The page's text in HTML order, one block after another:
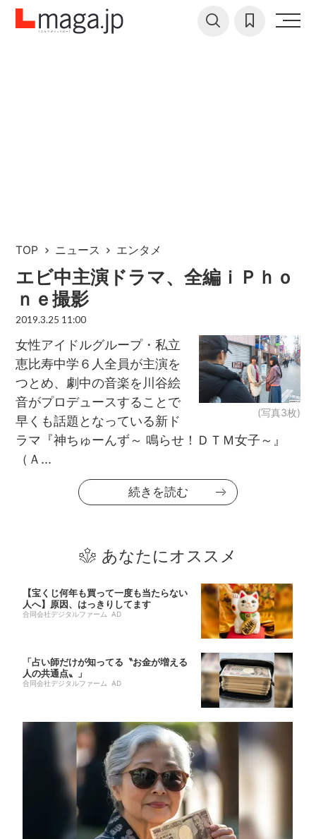
TOP ニュース エンタメ
エビ中主演ドラマ、全編ｉＰｈｏ
ｎｅ撮影
2019.3.25 11:00
(写真3枚)
女性アイドルグループ・私立
恵比寿中学６人全員が主演を
つとめ、劇中の音楽を川谷絵
音がプロデュースすることで
早くも話題となっている新ド
ラマ『神ちゅーんず～ 鳴らせ！ＤＴＭ女子～』
（Ａ...
続きを読む
あなたにオススメ
【宝くじ何年も買って一度も当たらない
人へ】原因、はっきりしてます
合同会社デジタルファーム AD
「占い師だけが知ってる〝お金が増える
人の共通点〟」
合同会社デジタルファーム AD